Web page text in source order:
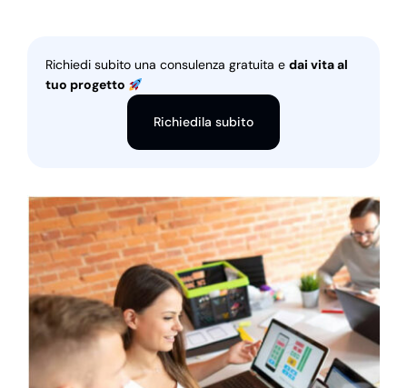
Richiedi subito una consulenza gratuita e dai vita al
tuo progetto
Richiedila subito